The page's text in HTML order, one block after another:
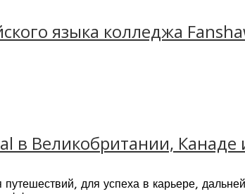
языка колледжа
в Великобритании,
для успеха в карьере,